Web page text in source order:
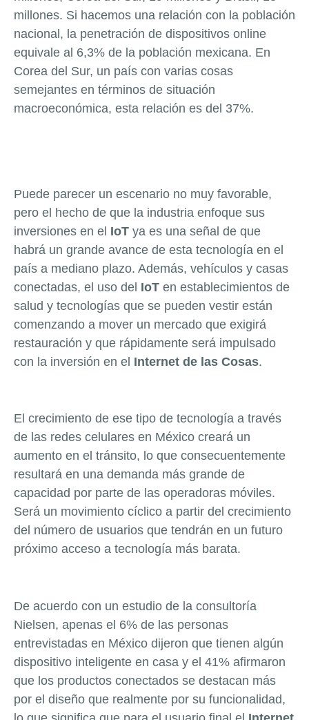
millones. Si hacemos una relación con la población
nacional, la penetración de dispositivos online
equivale al 6,3% de la población mexicana. En
Corea del Sur, un país con varias cosas
semejantes en términos de situación
macroeconómica, esta relación es del 37%.
Puede parecer un escenario no muy favorable,
pero el hecho de que la industria enfoque sus
inversiones en el IoT ya es una señal de que
habrá un grande avance de esta tecnología en el
país a mediano plazo. Además, vehículos y casas
conectadas, el uso del IoT en establecimientos de
salud y tecnologías que se pueden vestir están
comenzando a mover un mercado que exigirá
restauración y que rápidamente será impulsado
con la inversión en el Internet de las Cosas.
El crecimiento de ese tipo de tecnología a través
de las redes celulares en México creará un
aumento en el tránsito, lo que consecuentemente
resultará en una demanda más grande de
capacidad por parte de las operadoras móviles.
Será un movimiento cíclico a partir del crecimiento
del número de usuarios que tendrán en un futuro
próximo acceso a tecnología más barata.
De acuerdo con un estudio de la consultoría
Nielsen, apenas el 6% de las personas
entrevistadas en México dijeron que tienen algún
dispositivo inteligente en casa y el 41% afirmaron
que los productos conectados se destacan más
por el diseño que realmente por su funcionalidad,